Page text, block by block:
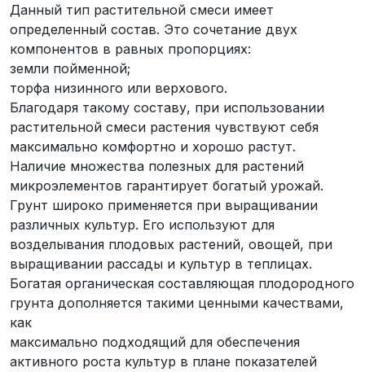
Данный тип растительной смеси имеет
определенный состав. Это сочетание двух
компонентов в равных пропорциях:
земли пойменной;
торфа низинного или верхового.
Благодаря такому составу, при использовании
растительной смеси растения чувствуют себя
максимально комфортно и хорошо растут.
Наличие множества полезных для растений
микроэлементов гарантирует богатый урожай.
Грунт широко применяется при выращивании
различных культур. Его используют для
возделывания плодовых растений, овощей, при
выращивании рассады и культур в теплицах.
Богатая органическая составляющая плодородного
грунта дополняется такими ценными качествами,
как
максимально подходящий для обеспечения
активного роста культур в плане показателей